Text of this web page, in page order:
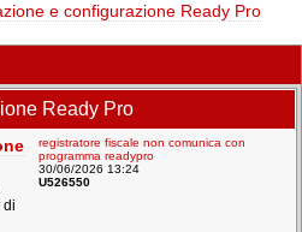
e configurazione Ready Pro
Ready Pro
di
registratore fiscale non comunica con
programma readypro
30/06/2026 13:24
U526550